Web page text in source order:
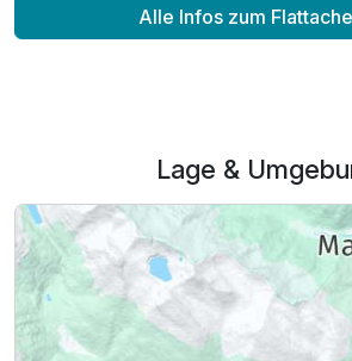
Alle Infos zum
Lage &